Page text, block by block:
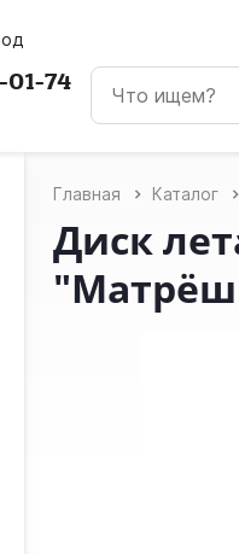
74
Главная Каталог
Диск